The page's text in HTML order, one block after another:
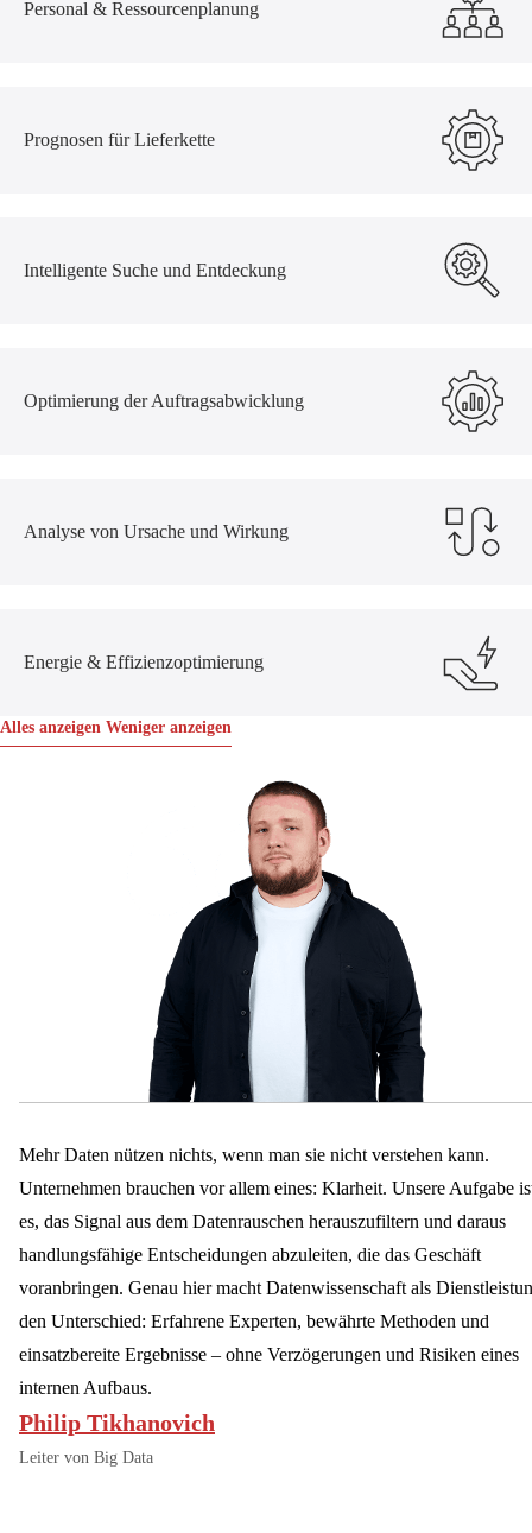
Personal & Ressourcenplanung
Prognosen für Lieferkette
Intelligente Suche und Entdeckung
Optimierung der Auftragsabwicklung
Analyse von Ursache und Wirkung
Energie & Effizienzoptimierung
Alles anzeigen Weniger anzeigen
Mehr Daten nützen nichts, wenn man sie nicht verstehen kann.
Unternehmen brauchen vor allem eines: Klarheit. Unsere Aufgabe
es, das Signal aus dem Datenrauschen herauszufiltern und daraus
handlungsfähige Entscheidungen abzuleiten, die das Geschäft
voranbringen. Genau hier macht Datenwissenschaft als
den Unterschied: Erfahrene Experten, bewährte Methoden und
einsatzbereite Ergebnisse – ohne Verzögerungen und Risiken eines
internen Aufbaus.
Philip Tikhanovich
Leiter von Big Data